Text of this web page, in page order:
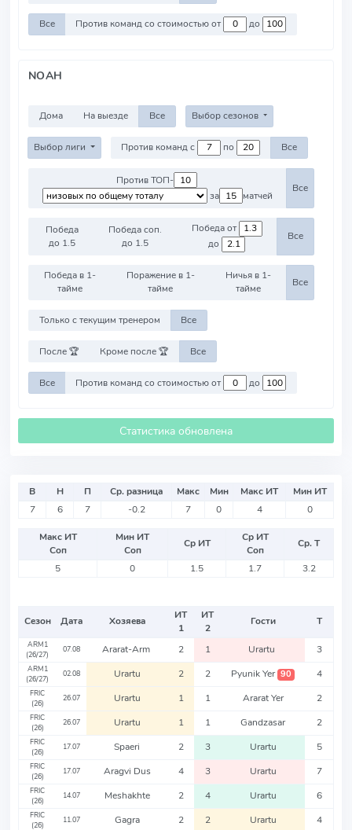
Все Против команд со стоимостью от до
NOAH
Дома На выезде Все Выбор сезонов
Выбор лиги Против команд с по Все
Против ТОП-
за
матчей
Все
Победа
до 1.5
Победа соп.
до 1.5
Победа от
до
Все
Победа в 1-
тайме
Поражение в 1-
тайме
Ничья в 1-
тайме
Все
Только с текущим тренером Все
После 🏆 Кроме после 🏆 Все
Все Против команд со стоимостью от до
Статистика обновлена
В Н П Ср. разница Макс Мин Макс ИТ
Мин ИТ
7
6 7 -0.2 7 0 4 0
Макс ИТ
Соп
Мин ИТ
Соп
Ср ИТ
Ср ИТ
Соп
Ср. Т
5
0 1.5 1.7 3.2
Сезон Дата Хозяева
ИТ
1
ИТ
2
Гости Т
ARM1
(26/27)
07.08 Ararat-Arm 2 1 Urartu 3
ARM1
(26/27)
02.08 Urartu 2 2 Pyunik Yer 90 4
FRIC
(26)
26.07 Urartu 1 1 Ararat Yer 2
FRIC
(26)
26.07 Urartu 1 1 Gandzasar 2
FRIC
(26)
17.07 Spaeri 2 3 Urartu 5
FRIC
(26)
17.07 Aragvi Dus 4 3 Urartu 7
FRIC
(26)
14.07 Meshakhte 2 4 Urartu 6
FRIC
(26)
11.07 Gagra 2 2 Urartu 4